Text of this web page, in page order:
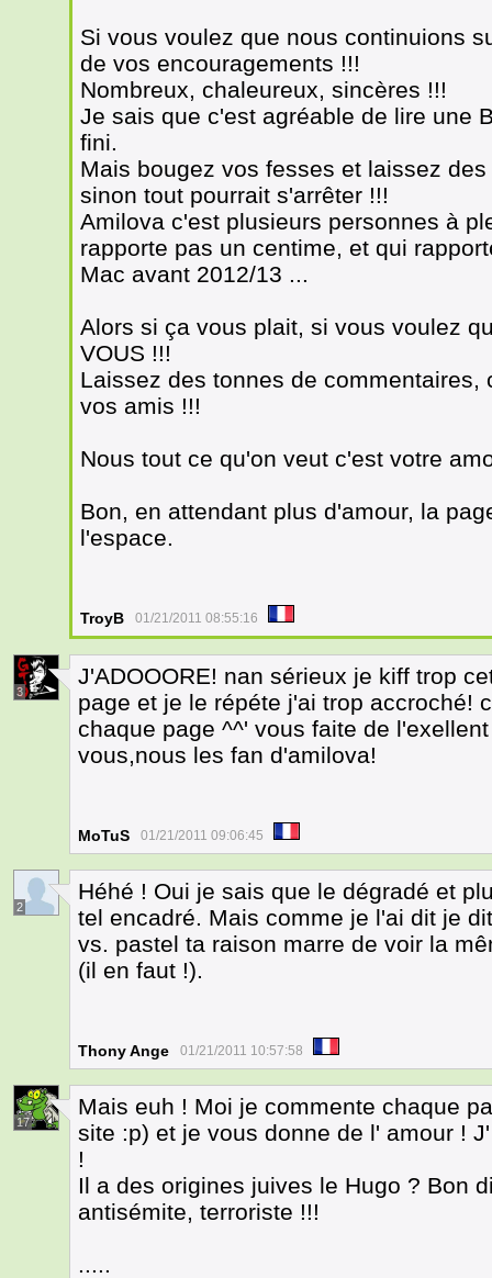
Si vous voulez que nous continuions
de vos encouragements !!!
Nombreux, chaleureux, sincères !!!
Je sais que c'est agréable de lire une
fini.
Mais bougez vos fesses et laissez
sinon tout pourrait s'arrêter !!!
Amilova c'est plusieurs personnes à
rapporte pas un centime, et qui
Mac avant 2012/13 ...
Alors si ça vous plait, si vous voulez
VOUS !!!
Laissez des tonnes de commentaires,
vos amis !!!
Nous tout ce qu'on veut c'est votre
Bon, en attendant plus d'amour, la
l'espace.
TroyB 01/21/2011 08:55:16
3
J'ADOOORE! nan sérieux je kiff trop
page et je le répéte j'ai trop accroché!
chaque page ^^' vous faite de
vous,nous les fan d'amilova!
MoTuS 01/21/2011 09:06:45
2
Héhé ! Oui je sais que le dégradé et
tel encadré. Mais comme je l'ai dit je
vs. pastel ta raison marre de voir la
(il en faut !).
Thony Ange 01/21/2011 10:57:58
17
Mais euh ! Moi je commente chaque
site :p) et je vous donne de l' amour !
!
Il a des origines juives le Hugo ? Bon
antisémite, terroriste !!!
.....